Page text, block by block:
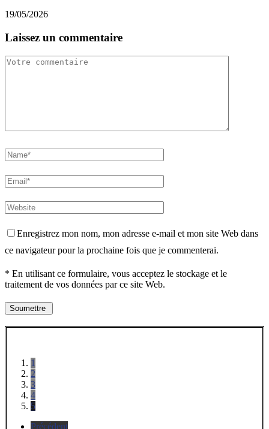
19/05/2026
Laissez un commentaire
Enregistrez mon nom, mon adresse e-mail et mon site Web dans
ce navigateur pour la prochaine fois que je commenterai.
* En utilisant ce formulaire, vous acceptez le stockage et le
traitement de vos données par ce site Web.
1
2
3
4
5
Précédent